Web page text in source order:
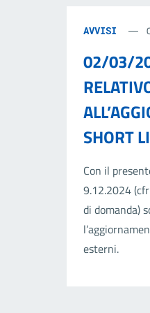
AVVISI
02/03/
SHORT
Con il
9.12.2024
di domanda)
esterni.